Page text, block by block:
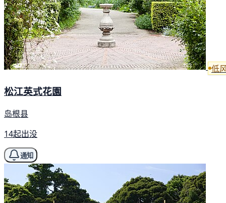
低
松江英式花園
岛根县
14起出没
通知